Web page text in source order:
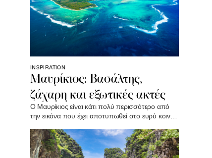
INSPIRATION
Μαυρίκιος: Βασάλτης,
ζάχαρη και εξωτικές ακτές
Ο Μαυρίκιος είναι κάτι πολύ περισσότερο από
την εικόνα που έχει αποτυπωθεί στο ευρύ κοινό
πανέμορφες ακτές του και η τροπική του
ραθυμία είναι η πρώτη εικόνα που μαγνητίζει τον
επισκέπτη, η πραγματική του ουσία κρύβεται